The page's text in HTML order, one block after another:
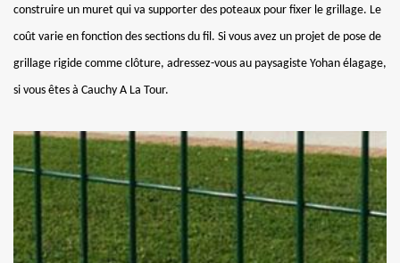
construire un muret qui va supporter des poteaux pour fixer le grillage. Le
coût varie en fonction des sections du fil. Si vous avez un projet de pose de
grillage rigide comme clôture, adressez-vous au paysagiste Yohan élagage,
si vous êtes à Cauchy A La Tour.